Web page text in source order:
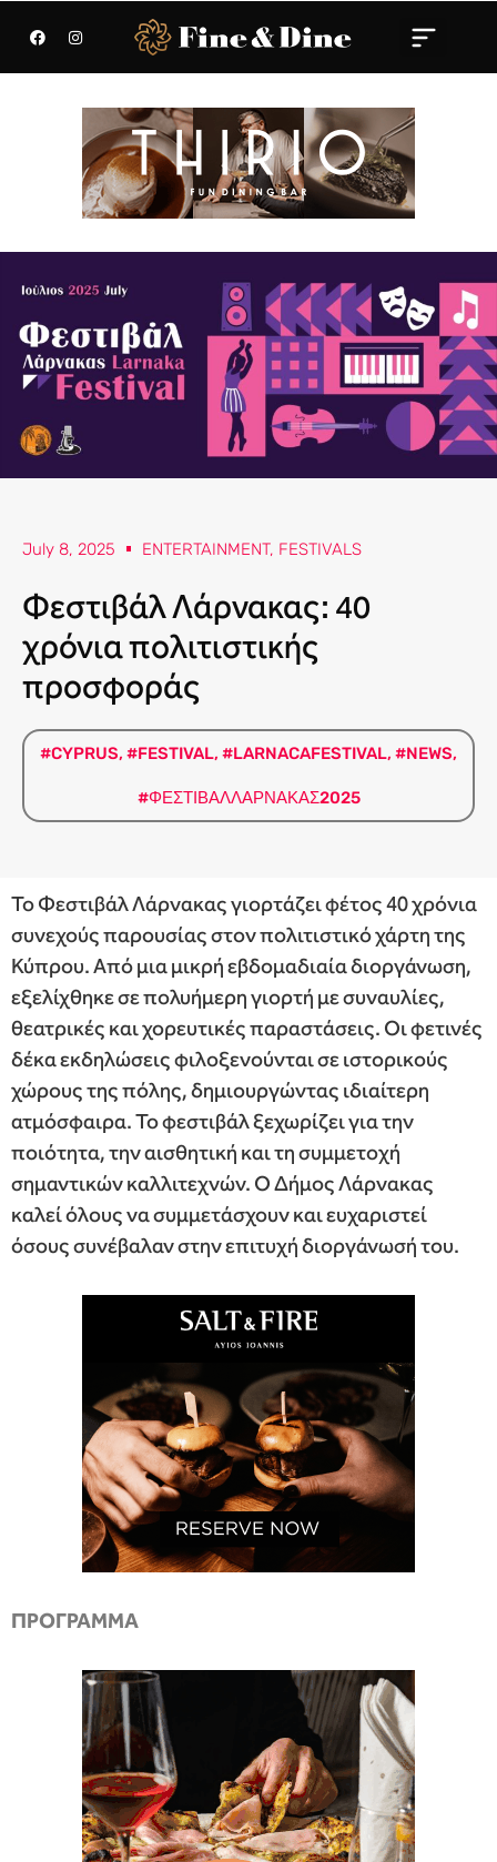
July 8, 2025 ENTERTAINMENT, FESTIVALS
Φεστιβάλ Λάρνακας: 40
χρόνια πολιτιστικής
προσφοράς
#CYPRUS, #FESTIVAL, #LARNACAFESTIVAL, #NEWS,
#ΦΕΣΤΙΒΑΛΛΑΡΝΑΚΑΣ2025
Το Φεστιβάλ Λάρνακας γιορτάζει φέτος 40 χρόνια
συνεχούς παρουσίας στον πολιτιστικό χάρτη της
Κύπρου. Από μια μικρή εβδομαδιαία διοργάνωση,
εξελίχθηκε σε πολυήμερη γιορτή με συναυλίες,
θεατρικές και χορευτικές παραστάσεις. Οι φετινές
δέκα εκδηλώσεις φιλοξενούνται σε ιστορικούς
χώρους της πόλης, δημιουργώντας ιδιαίτερη
ατμόσφαιρα. Το φεστιβάλ ξεχωρίζει για την
ποιότητα, την αισθητική και τη συμμετοχή
σημαντικών καλλιτεχνών. Ο Δήμος Λάρνακας
καλεί όλους να συμμετάσχουν και ευχαριστεί
όσους συνέβαλαν στην επιτυχή διοργάνωσή του.
ΠΡΟΓΡΑΜΜΑ